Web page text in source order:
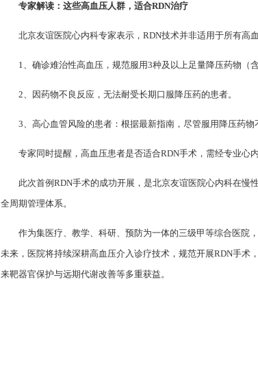
专家解读：这些高血压人群，适合RDN治疗
北京友谊医院心内科专家表示，RDN技术并非适用于所有高
1、确诊难治性高血压，规范服用3种及以上足量降压药物（
2、因药物不良反应，无法耐受长期口服降压药的患者。
3、高心血管风险的患者：根据最新指南，尽管服用降压药
专家同时提醒，高血压患者是否适合RDN手术，需经专业心
此次首例RDN手术的成功开展，是北京友谊医院心内科在慢
全周期管理体系。
作为集医疗、教学、科研、预防为一体的三级甲等综合医院
未来，医院将持续深耕高血压介入诊疗技术，规范开展RDN手
来靶器官保护与远期代谢改善等多重获益。